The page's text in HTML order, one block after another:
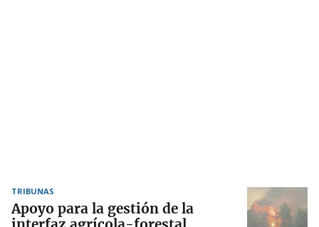
TRIBUNAS
Apoyo para la gestión de la